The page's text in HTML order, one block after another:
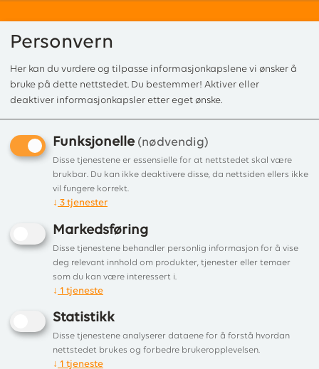
Forside/ Produkter/Tilbehør /Vedlikehold / Glassfibersnor Ø 8,0 mm
Glassfibersnor Ø 8,0 mm
pakke 5 meter
Glassfibersnor Ø 8,0 mm
Personvern
Her kan du vurdere og tilpasse informasjonkapslene vi ønsker å
bruke på dette nettstedet. Du bestemmer! Aktiver eller
deaktiver informasjonkapsler etter eget ønske.
Funksjonelle (nødvendig)
Disse tjenestene er essensielle for at nettstedet skal være
brukbar. Du kan ikke deaktivere disse, da nettsiden ellers ikke
vil fungere korrekt.
↓ 3 tjenester
Markedsføring
Disse tjenestene behandler personlig informasjon for å vise
deg relevant innhold om produkter, tjenester eller temaer
som du kan være interessert i.
↓ 1 tjeneste
Statistikk
Disse tjenestene analyserer dataene for å forstå hvordan
nettstedet brukes og forbedre brukeropplevelsen.
↓ 1 tjeneste